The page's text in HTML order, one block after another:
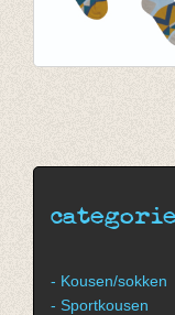
- Kousen/sokken
- Sportkousen